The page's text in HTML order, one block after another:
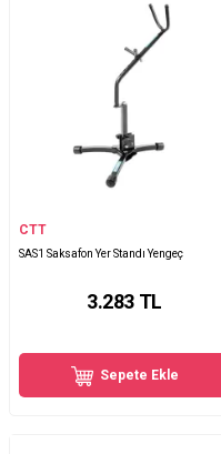
CTT
SAS1 Saksafon Yer Standı Yengeç
3.283 TL
Sepete Ekle